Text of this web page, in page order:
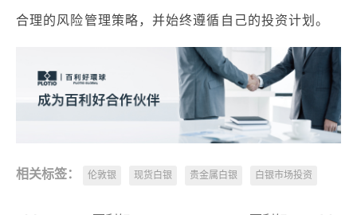
合理的风险管理策略，并始终遵循自己的投资计划。
相关标签： 伦敦银 现货白银 贵金属白银 白银市场投资